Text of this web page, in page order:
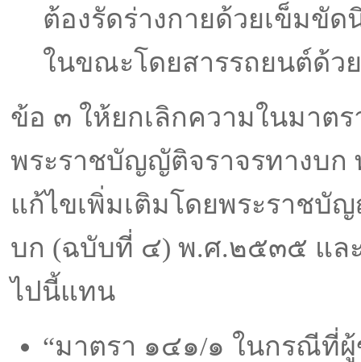
ต้องรัดร่างกายด้วยเข็มขั
ในขณะโดยสารรถยนต์ด้ว
ข้อ ๓ ให้ยกเลิกความในมาต
พระราชบัญญัติจราจรทางบก
แก้ไขเพิ่มเติมโดยพระราชบั
บก (ฉบับที่ ๔) พ.ศ.๒๕๓๕ แล
ไปนี้แทน
“มาตรา ๑๔๑/๑ ในกรณีที่